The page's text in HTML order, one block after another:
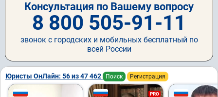
Консультация по Вашему вопросу
8 800 505-91-11
звонок с городских и мобильных бесплатный по
всей России
Юристы ОнЛайн: 56 из 47 462 Поиск Регистрация
PRO